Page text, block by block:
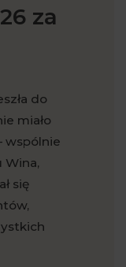
za
do
miało
wspólnie
Wina,
się